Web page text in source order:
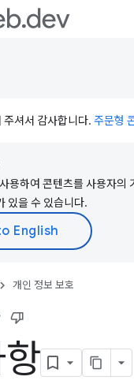
셔서 감사합니다. 주문형
용하여 콘텐츠를 사용자의
있을 수 있습니다.
개인 정보 보호